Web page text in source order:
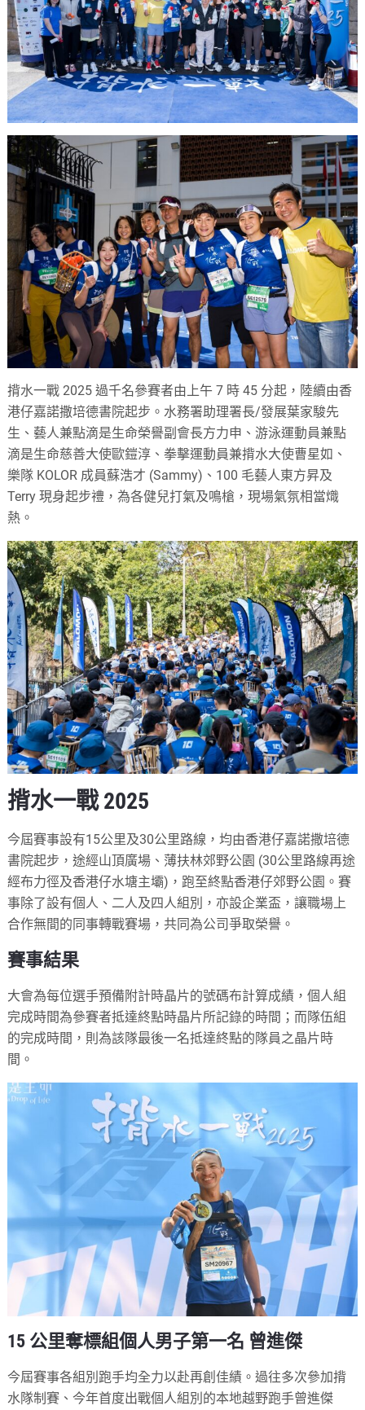
揹水一戰 2025 過千名參賽者由上午 7 時 45 分起，陸續由香
港仔嘉諾撒培德書院起步。水務署助理署長/發展葉家駿先
生、藝人兼點滴是生命榮譽副會長方力申、游泳運動員兼點
滴是生命慈善大使歐鎧淳、拳擊運動員兼揹水大使曹星如、
樂隊 KOLOR 成員蘇浩才 (Sammy)、100 毛藝人東方昇及
Terry 現身起步禮，為各健兒打氣及鳴槍，現場氣氛相當熾
熱。
揹水一戰 2025
今屆賽事設有15公里及30公里路線，均由香港仔嘉諾撒培德
書院起步，途經山頂廣場、薄扶林郊野公園 (30公里路線再途
經布力徑及香港仔水塘主壩)，跑至終點香港仔郊野公園。賽
事除了設有個人、二人及四人組別，亦設企業盃，讓職場上
合作無間的同事轉戰賽場，共同為公司爭取榮譽。
賽事結果
大會為每位選手預備附計時晶片的號碼布計算成績，個人組
完成時間為參賽者抵達終點時晶片所記錄的時間；而隊伍組
的完成時間，則為該隊最後一名抵達終點的隊員之晶片時
間。
15 公里奪標組個人男子第一名 曾進傑
今屆賽事各組別跑手均全力以赴再創佳績。過往多次參加揹
水隊制賽、今年首度出戰個人組別的本地越野跑手曾進傑